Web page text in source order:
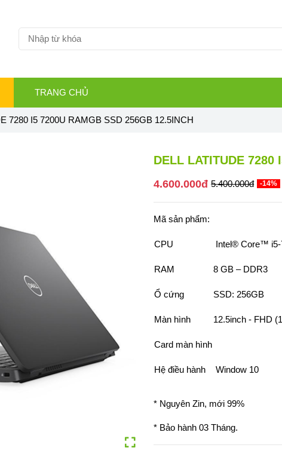
TRANG CHỦ
7280 I5 7200U RAMGB SSD 256GB 12.5INCH
DELL LATITUDE 7280
4.600.000đ 5.400.000đ -14%
Mã sản phẩm:
CPU Intel® Core™ i5-
RAM 8 GB – DDR3
Ổ cứng SSD: 256GB
Màn hình 12.5inch - FHD
Card màn hình
Hệ điều hành Window 10
* Nguyên Zin, mới 99%
* Bảo hành 03 Tháng.